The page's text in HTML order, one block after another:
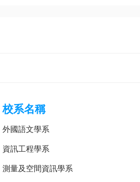
校系名稱
外國語文學系
資訊工程學系
測量及空間資訊學系